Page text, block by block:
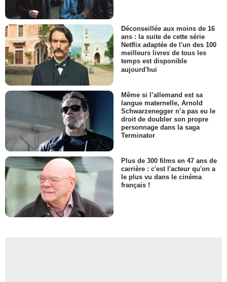
Déconseillée aux moins de 16
ans : la suite de cette série
Netflix adaptée de l'un des 100
meilleurs livres de tous les
temps est disponible
aujourd'hui
Même si l’allemand est sa
langue maternelle, Arnold
Schwarzenegger n’a pas eu le
droit de doubler son propre
personnage dans la saga
Terminator
Plus de 300 films en 47 ans de
carrière : c'est l'acteur qu'on a
le plus vu dans le cinéma
français !